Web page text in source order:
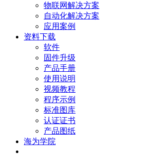
物联网解决方案
自动化解决方案
应用案例
资料下载
软件
固件升级
产品手册
使用说明
视频教程
程序示例
标准图库
认证证书
产品图纸
海为学院